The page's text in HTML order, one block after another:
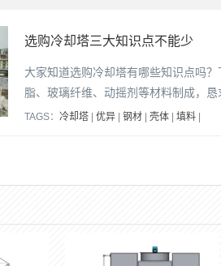
选购冷却塔三大知识点不能少
大家知道选购冷却塔有哪些知识点吗
脂、玻璃纤维、动摇剂等材料制成，
TAGS： 冷却塔 | 优异 | 钢材 | 壳体 | 填料 |